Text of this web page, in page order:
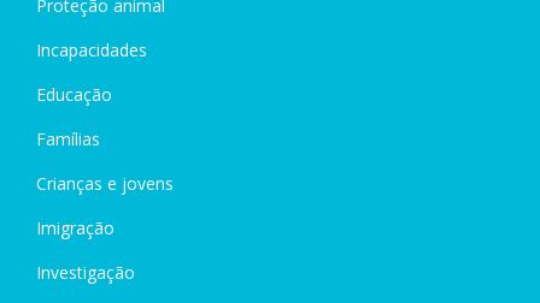
Proteção animal
Incapacidades
Educação
Famílias
Crianças e jovens
Imigração
Investigação